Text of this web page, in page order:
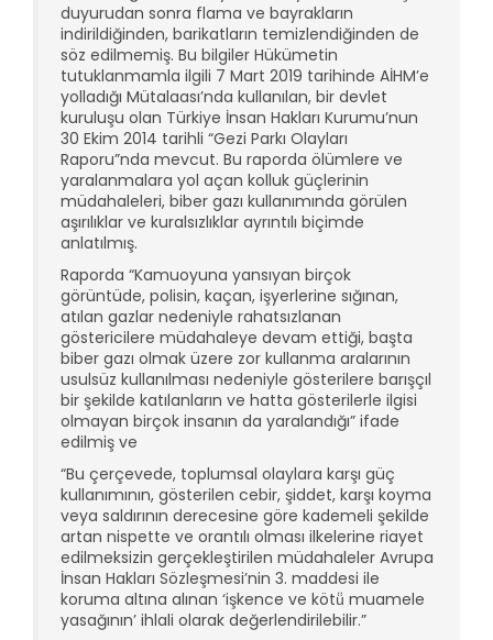
duyurudan sonra flama ve bayrakların
indirildiğinden, barikatların temizlendiğinden de
söz edilmemiş. Bu bilgiler Hükümetin
tutuklanmamla ilgili 7 Mart 2019 tarihinde AİHM’e
yolladığı Mütalaası’nda kullanılan, bir devlet
kuruluşu olan Türkiye İnsan Hakları Kurumu’nun
30 Ekim 2014 tarihli “Gezi Parkı Olayları
Raporu”nda mevcut. Bu raporda ölümlere ve
yaralanmalara yol açan kolluk güçlerinin
müdahaleleri, biber gazı kullanımında görülen
aşırılıklar ve kuralsızlıklar ayrıntılı biçimde
anlatılmış.
Raporda “Kamuoyuna yansıyan birçok
görüntüde, polisin, kaçan, işyerlerine sığınan,
atılan gazlar nedeniyle rahatsızlanan
göstericilere müdahaleye devam ettiği, başta
biber gazı olmak üzere zor kullanma aralarının
usulsüz kullanılması nedeniyle gösterilere barışçıl
bir şekilde katılanların ve hatta gösterilerle ilgisi
olmayan birçok insanın da yaralandığı” ifade
edilmiş ve
“Bu çerçevede, toplumsal olaylara karşı güç
kullanımının, gösterilen cebir, şiddet, karşı koyma
veya saldırının derecesine göre kademeli şekilde
artan nispette ve orantılı olması ilkelerine riayet
edilmeksizin gerçekleştirilen müdahaleler Avrupa
İnsan Hakları Sözleşmesi’nin 3. maddesi ile
koruma altına alınan ‘işkence ve kötü̈ muamele
yasağının’ ihlali olarak değerlendirilebilir.”